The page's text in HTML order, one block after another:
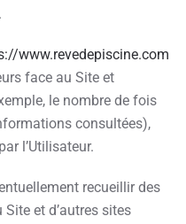
www.revedepiscine.com
face au Site et
le nombre de fois
consultées),
l’Utilisateur.
recueillir des
et d’autres sites